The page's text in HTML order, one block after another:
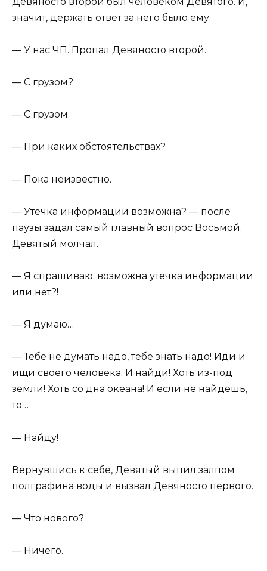
значит, держать ответ за него было ему.
— У нас ЧП. Пропал Девяносто второй.
— С грузом?
— С грузом.
— При каких обстоятельствах?
— Пока неизвестно.
— Утечка информации возможна? — после
паузы задал самый главный вопрос Восьмой.
Девятый молчал.
— Я спрашиваю: возможна утечка информации
или нет?!
— Я думаю…
— Тебе не думать надо, тебе знать надо! Иди и
ищи своего человека. И найди! Хоть из-под
земли! Хоть со дна океана! И если не найдешь,
то…
— Найду!
Вернувшись к себе, Девятый выпил залпом
полграфина воды и вызвал Девяносто первого.
— Что нового?
— Ничего.